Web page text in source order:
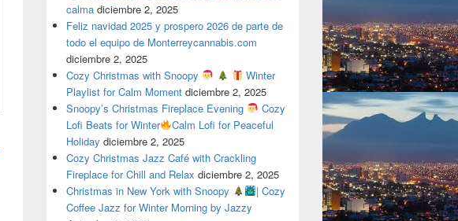
calma diciembre 2, 2025
Feliz navidad 2025 y prospero 2026 de parte de
todo el equipo de Monterreycannabis.com
diciembre 2, 2025
Cozy Christmas with Snoopy
Winter
Playlist for Calm Moment diciembre 2, 2025
Snoopy’s Christmas Fireplace Evening
Cozy
Lofi Beats for Winter
Calm Lofi for Peaceful
Holiday diciembre 2, 2025
Cozy Christmas Jazz Café with Crackling
Fireplace for Chill and Relax diciembre 2, 2025
Christmas in New York with Snoopy
| Cozy
Coffee Jazz for Winter Morning by Jazzy